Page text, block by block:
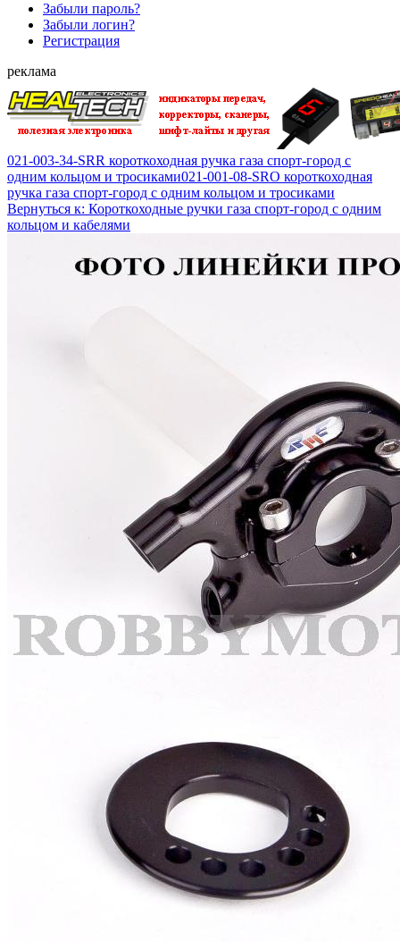
Забыли пароль?
Забыли логин?
Регистрация
реклама
021-003-34-SRR короткоходная ручка газа спорт-город с
одним кольцом и тросиками021-001-08-SRO короткоходная
ручка газа спорт-город с одним кольцом и тросиками
Вернуться к: Короткоходные ручки газа спорт-город с одним
кольцом и кабелями